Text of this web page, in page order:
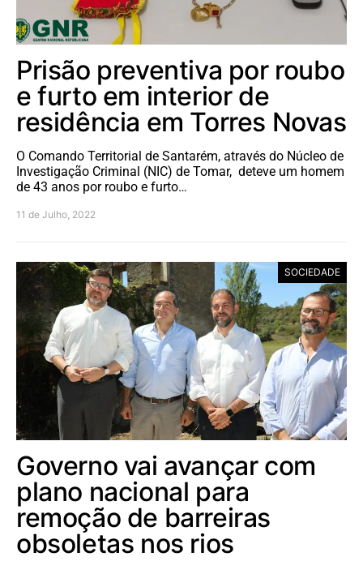
Prisão preventiva por roubo
e furto em interior de
residência em Torres Novas
O Comando Territorial de Santarém, através do Núcleo de
Investigação Criminal (NIC) de Tomar, deteve um homem
de 43 anos por roubo e furto…
11 de Julho, 2022
SOCIEDADE
Governo vai avançar com
plano nacional para
remoção de barreiras
obsoletas nos rios